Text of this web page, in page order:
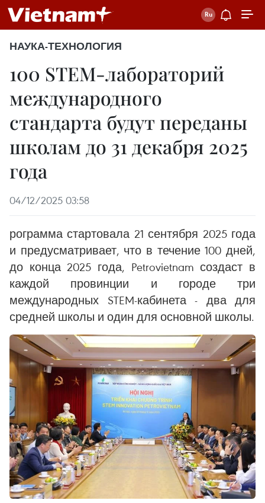
НАУКА-ТЕХНОЛОГИЯ
100 STEM-лабораторий
международного
стандарта будут переданы
школам до 31 декабря 2025
года
04/12/2025 03:58
рограмма стартовала 21 сентября 2025 года
и предусматривает, что в течение 100 дней,
до конца 2025 года, Petrovietnam создаст в
каждой провинции и городе три
международных STEM-кабинета - два для
средней школы и один для основной школы.